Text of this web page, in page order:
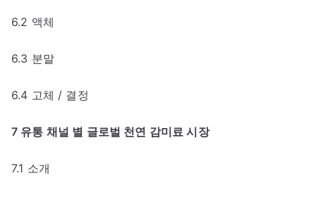
6.2 액체
6.3 분말
6.4 고체 / 결정
7 유통 채널 별 글로벌 천연 감미료 시장
7.1 소개